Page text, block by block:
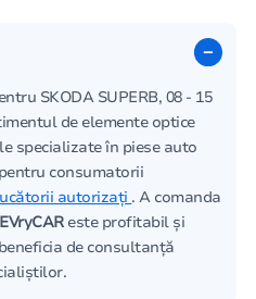
SKODA SUPERB, 08 - 15
de elemente optice
specializate în piese auto
consumatorii
autorizați . A comanda
EVryCAReste profitabil și
de consultanță